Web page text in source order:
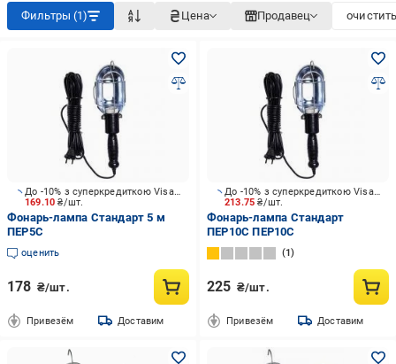
Фильтры (1) Цена Продавец
169.10₴/шт.
До -10% з суперкредиткою Visa Вигода
Фонарь-лампа Стандарт 5 м
ПЕР5С
оценить
178 ₴/шт.
Привезём Доставим
213.75₴/шт.
До -10% з суперкредиткою Visa Вигода
Фонарь-лампа Стандарт
ПЕР10С ПЕР10С
1
225 ₴/шт.
Привезём Доставим